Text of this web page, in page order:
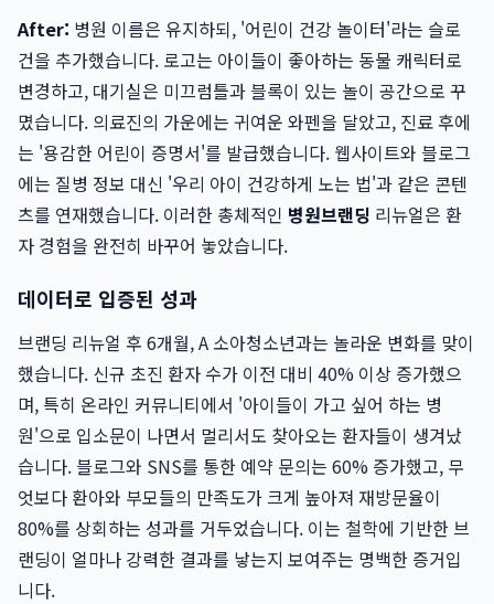
After: 병원 이름은 유지하되, '어린이 건강 놀이터'라는 슬로
건을 추가했습니다. 로고는 아이들이 좋아하는 동물 캐릭터로
변경하고, 대기실은 미끄럼틀과 블록이 있는 놀이 공간으로 꾸
몄습니다. 의료진의 가운에는 귀여운 와펜을 달았고, 진료 후에
는 '용감한 어린이 증명서'를 발급했습니다. 웹사이트와 블로그
에는 질병 정보 대신 '우리 아이 건강하게 노는 법'과 같은 콘텐
츠를 연재했습니다. 이러한 총체적인 병원브랜딩 리뉴얼은 환
자 경험을 완전히 바꾸어 놓았습니다.
데이터로 입증된 성과
브랜딩 리뉴얼 후 6개월, A 소아청소년과는 놀라운 변화를 맞이
했습니다. 신규 초진 환자 수가 이전 대비 40% 이상 증가했으
며, 특히 온라인 커뮤니티에서 '아이들이 가고 싶어 하는 병
원'으로 입소문이 나면서 멀리서도 찾아오는 환자들이 생겨났
습니다. 블로그와 SNS를 통한 예약 문의는 60% 증가했고, 무
엇보다 환아와 부모들의 만족도가 크게 높아져 재방문율이
80%를 상회하는 성과를 거두었습니다. 이는 철학에 기반한 브
랜딩이 얼마나 강력한 결과를 낳는지 보여주는 명백한 증거입
니다.